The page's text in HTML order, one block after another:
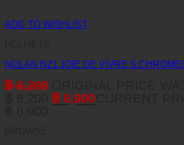
ADD TO WISHLIST
NOLAN N21 JOIE DE VIVRE
฿8,200
฿ 6,900